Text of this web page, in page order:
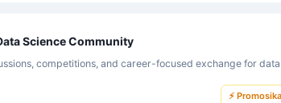
Science Community
competitions, and career-focused exchange for
⚡